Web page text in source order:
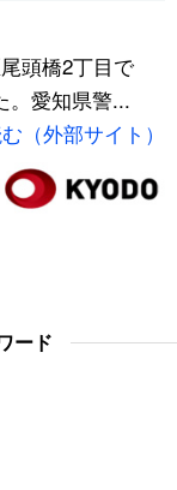
頭橋2丁目で
。愛知県警...
（外部サイト）
ード